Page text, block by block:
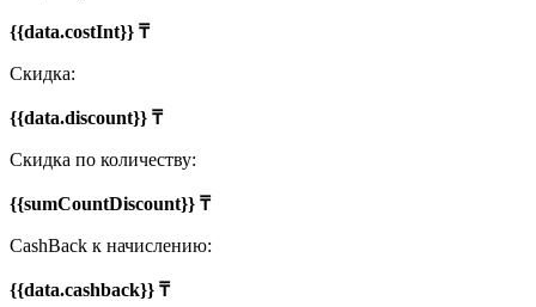
{{data.costInt}} ₸
Скидка:
{{data.discount}} ₸
Скидка по количеству:
{{sumCountDiscount}} ₸
CashBack к начислению:
{{data.cashback}} ₸